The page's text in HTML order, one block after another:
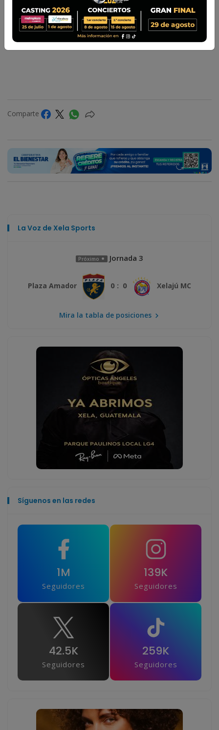
Comparte
La Voz de Xela Sports
Próximo Jornada 3
Plaza Amador 0 : 0 Xelajú MC
Mira la tabla de posiciones
Síguenos en las redes
1M
Seguidores
139K
Seguidores
42.5K
Seguidores
259K
Seguidores